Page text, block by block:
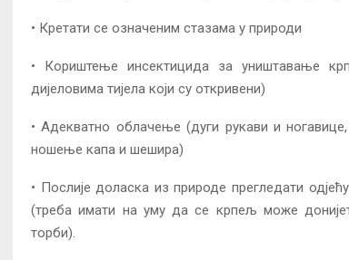
• Кретати се означеним стазама у природи
• Кориштење инсектицида за уништавање
дијеловима тијела који су откривени)
• Адекватно облачење (дуги рукави и
ношење капа и шешира)
• Послије доласка из природе прегледати
(треба имати на уму да се крпељ може
торби).